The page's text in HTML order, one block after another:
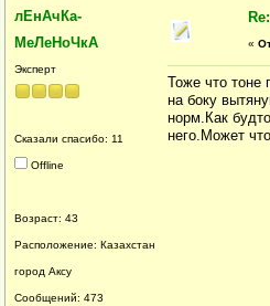
лЕнАчКа-
МеЛеНоЧкА
Эксперт
Сказали спасибо: 11
Offline
Возраст: 43
Расположение: Казахстан
город Аксу
Сообщений: 473
«
Тоже что
на боку
норм.Как
него.Может